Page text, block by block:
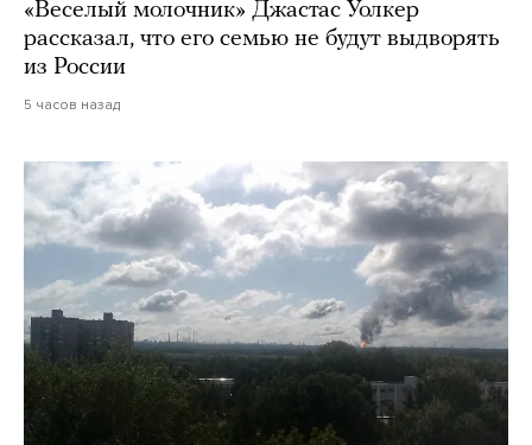
«Веселый молочник» Джастас Уолкер
рассказал, что его семью не будут выдворять
из России
5 часов назад